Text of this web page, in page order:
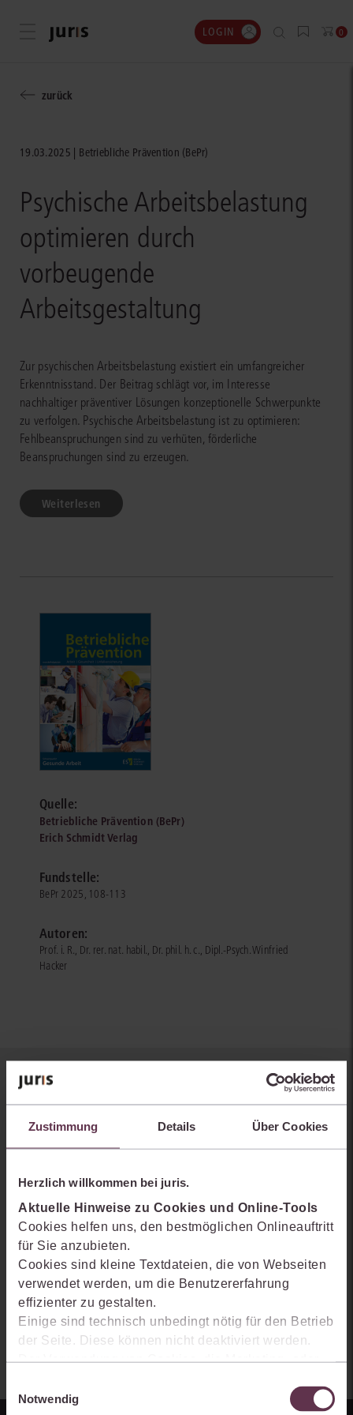
Zustimmung Details Über Cookies
Herzlich willkommen bei juris.
Aktuelle Hinweise zu Cookies und Online-Tools
Cookies helfen uns, den bestmöglichen Onlineauftritt
für Sie anzubieten.
Cookies sind kleine Textdateien, die von Webseiten
verwendet werden, um die Benutzererfahrung
effizienter zu gestalten.
Einige sind technisch unbedingt nötig für den Betrieb
der Seite. Diese können nicht deaktiviert werden.
Der Verwendung von Cookies, die Marketing- oder
Produkte zu optimieren, können Sie zustimmen,
Notwendig
Menü öffnen LOGIN 0
zurück
19.03.2025 Betriebliche Prävention (BePr)
Psychische Arbeitsbelastung
optimieren durch
vorbeugende
Arbeitsgestaltung
Zur psychischen Arbeitsbelastung existiert ein umfangreicher
Erkenntnisstand. Der Beitrag schlägt vor, im Interesse
nachhaltiger präventiver Lösungen konzeptionelle Schwerpunkte
zu verfolgen. Psychische Arbeitsbelastung ist zu optimieren:
Fehlbeanspruchungen sind zu verhüten, förderliche
Beanspruchungen sind zu erzeugen.
Weiterlesen
Quelle:
Betriebliche Prävention (BePr)
Erich Schmidt Verlag
Fundstelle:
BePr 2025, 108-113
Autoren:
Prof. i. R., Dr. rer. nat. habil., Dr. phil. h. c., Dipl.-Psych. Winfried
Hacker
Sie kennen juris noch nicht?
Erhalten Sie einen Einblick, wie juris das Rechts- und
Arbeitsprozesse einfacher und effizienter werden.